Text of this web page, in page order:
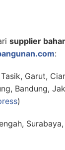
supplier
:
Garut,
Bandung,
)